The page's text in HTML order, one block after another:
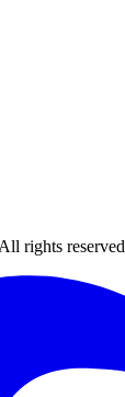
All rights reserved